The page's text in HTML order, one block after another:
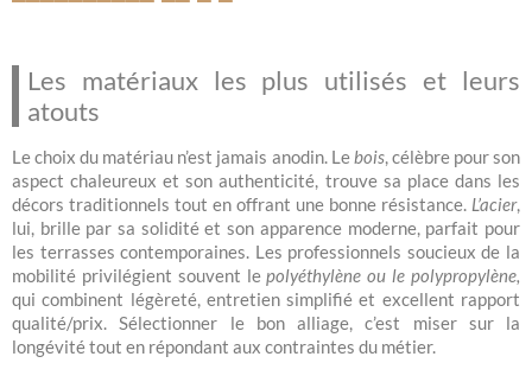
Les matériaux les plus utilisés et leurs
atouts
Le choix du matériau n’est jamais anodin. Lebois, célèbre pour son
aspect chaleureux et son authenticité, trouve sa place dans les
décors traditionnels tout en offrant une bonne résistance. L’acier,
lui, brille par sa solidité et son apparence moderne, parfait pour
les terrasses contemporaines. Les professionnels soucieux de la
mobilité privilégient souvent lepolyéthylène ou le polypropylène,
qui combinent légèreté, entretien simplifié et excellent rapport
qualité/prix. Sélectionner le bon alliage, c’est miser sur la
longévité tout en répondant aux contraintes du métier.